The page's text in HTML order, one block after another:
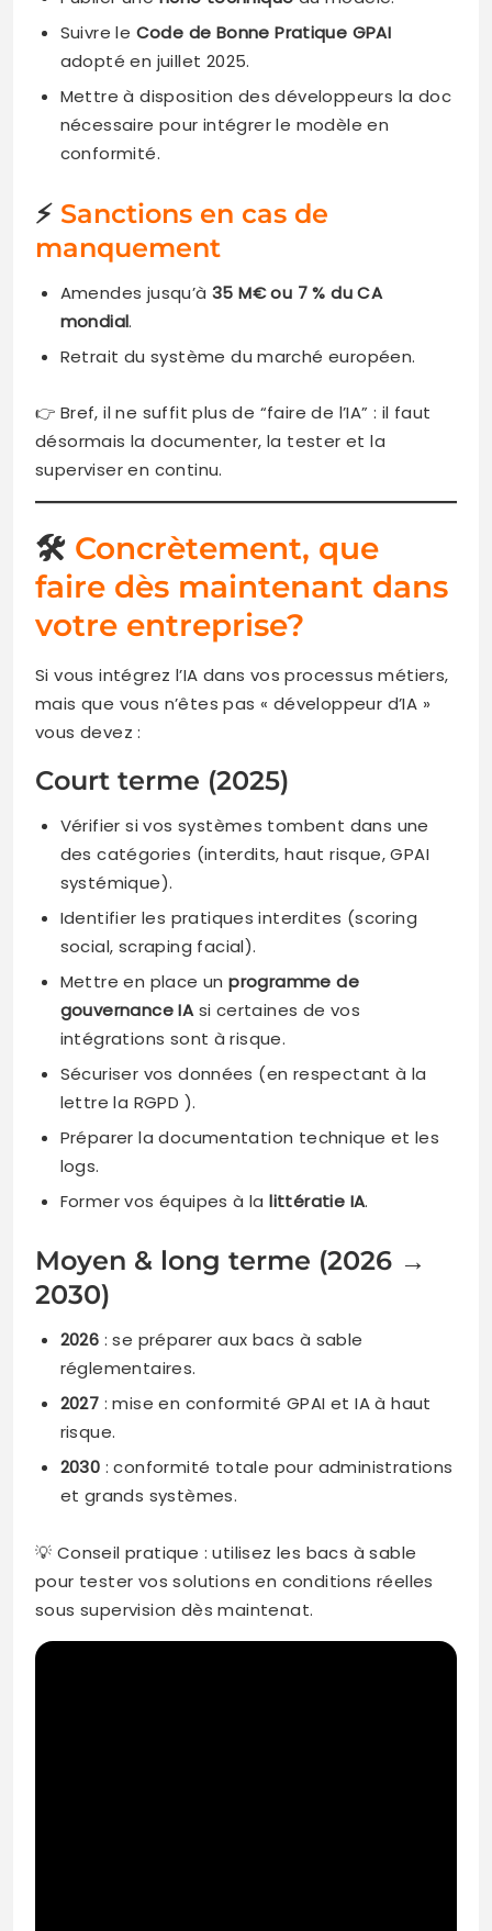
Suivre le Code de Bonne Pratique GPAI
adopté en juillet 2025.
Mettre à disposition des développeurs la doc
nécessaire pour intégrer le modèle en
conformité.
⚡ Sanctions en cas de
manquement
Amendes jusqu’à 35 M€ ou 7 % du CA
mondial.
Retrait du système du marché européen.
👉 Bref, il ne suffit plus de “faire de l’IA” : il faut
désormais la documenter, la tester et la
superviser en continu.
🛠️ Concrètement, que
faire dès maintenant dans
votre entreprise?
Si vous intégrez l’IA dans vos processus métiers,
mais que vous n’êtes pas « développeur d’IA »
vous devez :
Court terme (2025)
Vérifier si vos systèmes tombent dans une
des catégories (interdits, haut risque, GPAI
systémique).
Identifier les pratiques interdites (scoring
social, scraping facial).
Mettre en place unprogramme de
gouvernance IAsi certaines de vos
intégrations sont à risque.
Sécuriser vos données (en respectant à la
lettre la RGPD ).
Préparer la documentation technique et les
logs.
Former vos équipes à lalittératie IA.
Moyen & long terme (2026 →
2030)
2026 : se préparer aux bacs à sable
réglementaires.
2027 : mise en conformité GPAI et IA à haut
risque.
2030 : conformité totale pour administrations
et grands systèmes.
💡 Conseil pratique : utilisez les bacs à sable
pour tester vos solutions en conditions réelles
sous supervision dès maintenat.